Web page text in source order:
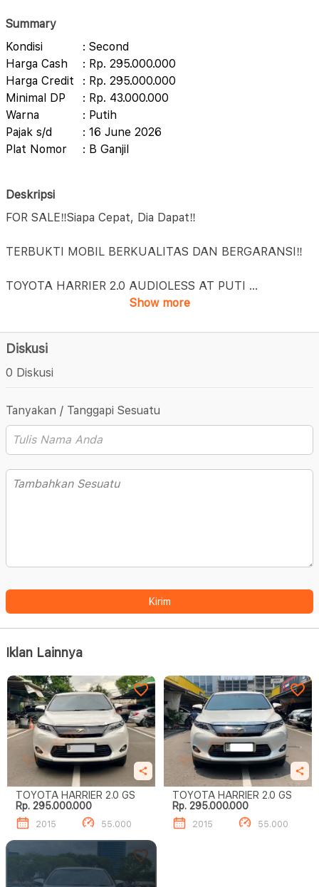
Summary
Kondisi
: Second
Harga Cash
: Rp. 295.000.000
Harga Credit
: Rp. 295.000.000
Minimal DP
: Rp. 43.000.000
Warna
: Putih
Pajak s/d
: 16 June 2026
Plat Nomor
: B Ganjil
Deskripsi
FOR SALE‼️Siapa Cepat, Dia Dapat‼️
TERBUKTI MOBIL BERKUALITAS DAN BERGARANSI‼️
TOYOTA HARRIER 2.0 AUDIOLESS AT PUTI ...
Show more
Diskusi
0 Diskusi
Tanyakan / Tanggapi Sesuatu
Kirim
Iklan Lainnya
TOYOTA HARRIER 2.0 GS
Rp. 295.000.000
2015 55.000
TOYOTA HARRIER 2.0 GS
Rp. 295.000.000
2015 55.000